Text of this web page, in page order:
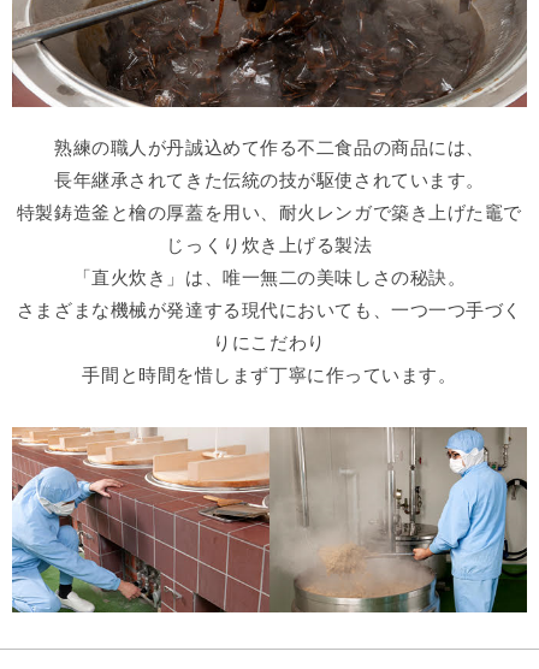
熟練の職人が丹誠込めて作る不二食品の商品には、
長年継承されてきた伝統の技が駆使されています。
特製鋳造釜と檜の厚蓋を用い、耐火レンガで築き上げた竈で
じっくり炊き上げる製法
「直火炊き」は、唯一無二の美味しさの秘訣。
さまざまな機械が発達する現代においても、一つ一つ手づく
りにこだわり
手間と時間を惜しまず丁寧に作っています。